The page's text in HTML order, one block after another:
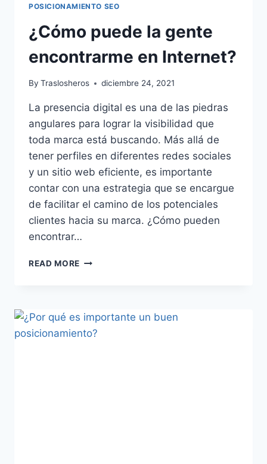
POSICIONAMIENTO SEO
¿Cómo puede la gente
encontrarme en Internet?
By Traslosheros diciembre 24, 2021
La presencia digital es una de las piedras
angulares para lograr la visibilidad que
toda marca está buscando. Más allá de
tener perfiles en diferentes redes sociales
y un sitio web eficiente, es importante
contar con una estrategia que se encargue
de facilitar el camino de los potenciales
clientes hacia su marca. ¿Cómo pueden
encontrar…
READ MORE ¿CÓMO
ENCONTRARME
EN
INTERNET?